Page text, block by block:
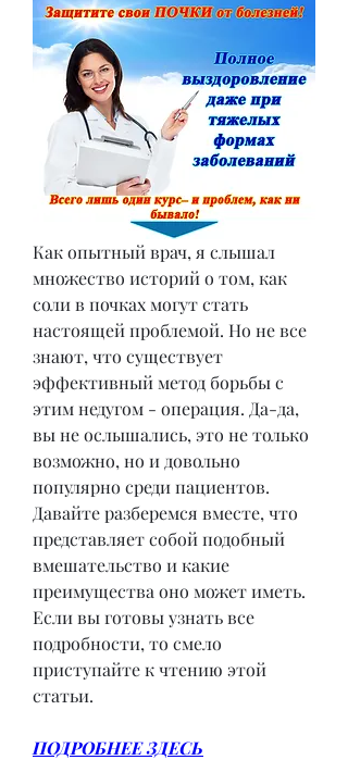
Как опытный врач, я слышал
множество историй о том, как
соли в почках могут стать
настоящей проблемой. Но не все
знают, что существует
эффективный метод борьбы с
этим недугом - операция. Да-да,
вы не ослышались, это не только
возможно, но и довольно
популярно среди пациентов.
Давайте разберемся вместе, что
представляет собой подобный
вмешательство и какие
преимущества оно может иметь.
Если вы готовы узнать все
подробности, то смело
приступайте к чтению этой
статьи.
ПОДРОБНЕЕ ЗДЕСЬ